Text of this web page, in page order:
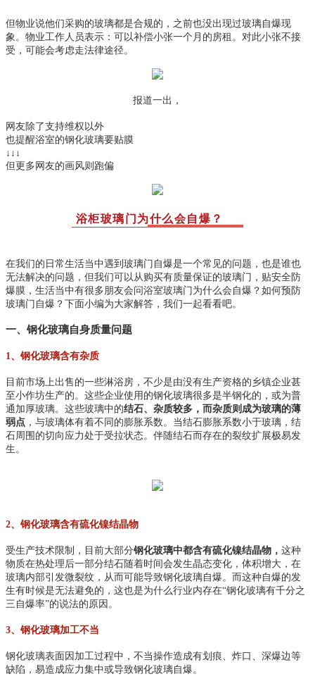
但物业说他们采购的玻璃都是合规的，之前也没出现过玻璃自爆现
象。物业工作人员表示：可以补偿小张一个月的房租。对此小张不接
受，可能会考虑走法律途径。
报道一出，
网友除了支持维权以外
也提醒浴室的钢化玻璃要贴膜
↓↓↓
但更多网友的画风则跑偏
浴柜玻璃门为什么会自爆？
在我们的日常生活当中遇到玻璃门自爆是一个常见的问题，也是谁也
无法解决的问题，但我们可以从购买有质量保证的玻璃门，贴安全防
爆膜，生活当中有很多朋友会问浴室玻璃门为什么会自爆？如何预防
玻璃门自爆？下面小编为大家解答，我们一起看看吧。
一、钢化玻璃自身质量问题
1、钢化玻璃含有杂质
目前市场上出售的一些淋浴房，不少是由没有生产资格的乡镇企业甚
至小作坊生产的。这些企业使用的钢化玻璃很多是半钢化的，或为普
通加厚玻璃。这些玻璃中的结石、杂质较多，而杂质则成为玻璃的薄
弱点 ，与玻璃体有着不同的膨胀系数。当结石膨胀系数小于玻璃，结
石周围的切向应力处于受拉状态。伴随结石而存在的裂纹扩展极易发
生。
2、钢化玻璃含有硫化镍结晶物
受生产技术限制，目前大部分钢化玻璃中都含有硫化镍结晶物， 这种
物质在热处理后一部分结石随着时间会发生晶态变化，体积增大，在
玻璃内部引发微裂纹，从而可能导致钢化玻璃自爆。而这种自爆的发
生有时候是无法避免的，这也是为什么行业内存在“钢化玻璃有千分之
三自爆率”的说法的原因。
3、钢化玻璃加工不当
钢化玻璃表面因加工过程中，不当操作造成有划痕、炸口、深爆边等
缺陷，易造成应力集中或导致钢化玻璃自爆。